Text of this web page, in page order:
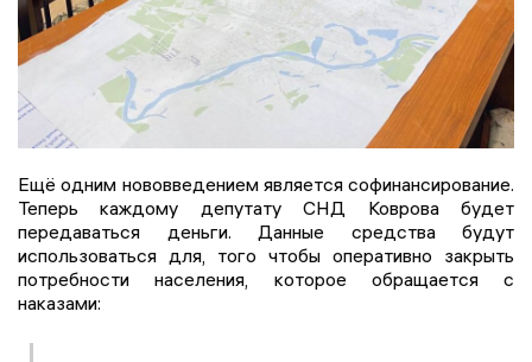
Ещё одним нововведением является софинансирование.
Теперь каждому депутату СНД Коврова будет
передаваться деньги. Данные средства будут
использоваться для, того чтобы оперативно закрыть
потребности населения, которое обращается с
наказами: